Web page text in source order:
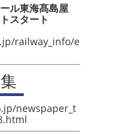
ル東海髙島屋
スタート
railway_info/e
newspaper_t